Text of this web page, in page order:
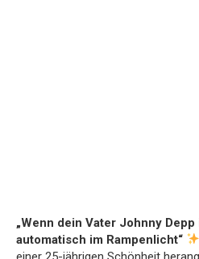
„Wenn dein Vater Johnny
automatisch im Rampenlicht“